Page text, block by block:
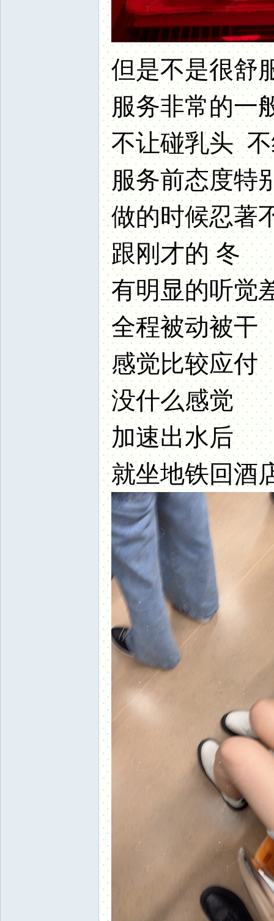
但是不是很舒
服务非常的一
不让碰乳头
服务前态度特
做的时候忍著
跟刚才的 冬
有明显的听觉
全程被动被干
感觉比较应付
没什么感觉
加速出水后
就坐地铁回酒